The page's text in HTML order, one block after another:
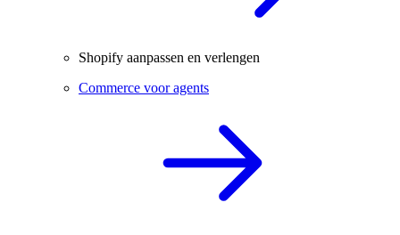
Shopify aanpassen en verlengen
Commerce voor agents